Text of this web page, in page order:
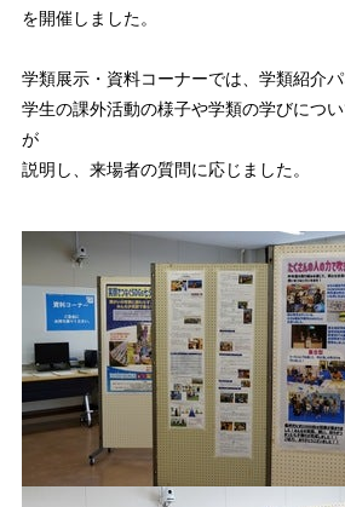
を開催しました。
学類展示・資料コーナーでは、学類紹介パ
学生の課外活動の様子や学類の学びにつ
が
説明し、来場者の質問に応じました。